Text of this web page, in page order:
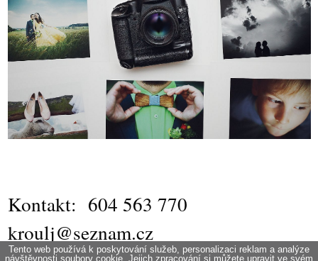
Kontakt: 604 563 770
kroulj@seznam.cz
Tento web používá k poskytování služeb, personalizaci reklam a analýze
návštěvnosti soubory cookie. Jejich zpracování si můžete upravit ve svém